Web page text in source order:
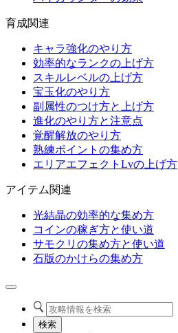
育成関連
キャラ強化のやり方
効率的なランクの上げ方
スキルレベルの上げ方
宝玉化のやり方
副属性のつけ方と上げ方
進化のやり方と注意点
覚醒解放のやり方
熟練ポイントの集め方
エリアエフェクトLvの上げ方
アイテム関連
光結晶の効率的な集め方
コインの稼ぎ方と使い道
サモクリの集め方と使い道
石版のかけらの集め方
検索